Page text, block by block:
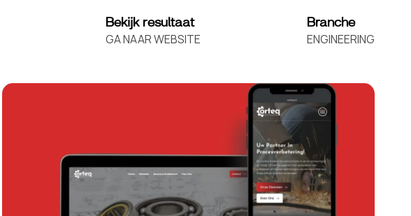
Bekijk resultaat
GA NAAR WEBSITE
Branche
ENGINEERING